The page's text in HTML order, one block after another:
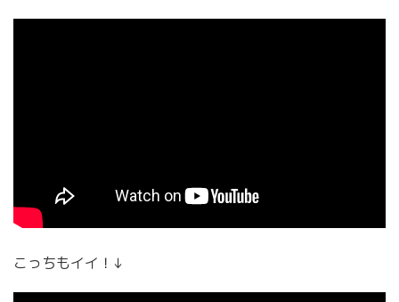
こっちもイイ！↓